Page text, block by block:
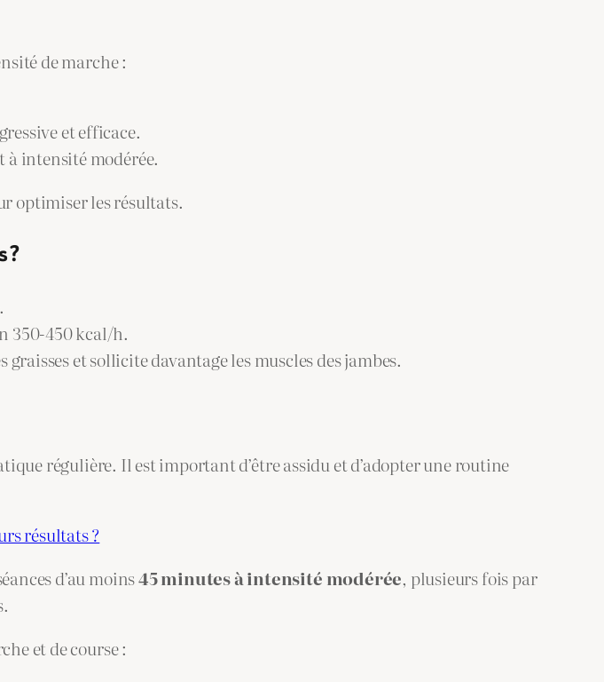
de marche :
et efficace.
à intensité modérée.
optimiser les résultats.
?
350-450 kcal/h.
et sollicite davantage les muscles des jambes.
régulière. Il est important d’être assidu et d’adopter une routine
résultats ?
d’au moins45 minutes à intensité modérée, plusieurs fois par
et de course :